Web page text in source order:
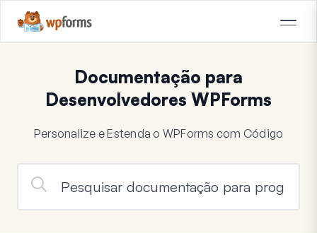
Documentação para
Desenvolvedores WPForms
Personalize e Estenda o WPForms com Código